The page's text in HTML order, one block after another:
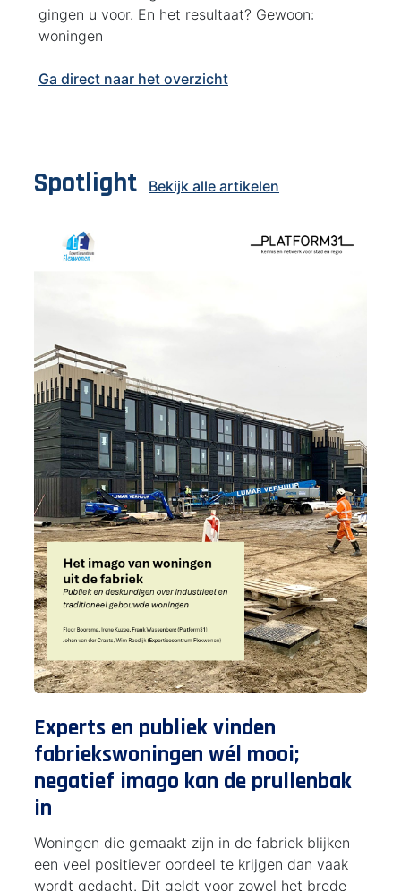
gingen u voor. En het resultaat? Gewoon:
woningen
Ga direct naar het overzicht
Spotlight Bekijk alle artikelen
Experts en publiek vinden
fabriekswoningen wél mooi;
negatief imago kan de prullenbak
in
Woningen die gemaakt zijn in de fabriek blijken
een veel positiever oordeel te krijgen dan vaak
wordt gedacht. Dit geldt voor zowel het brede